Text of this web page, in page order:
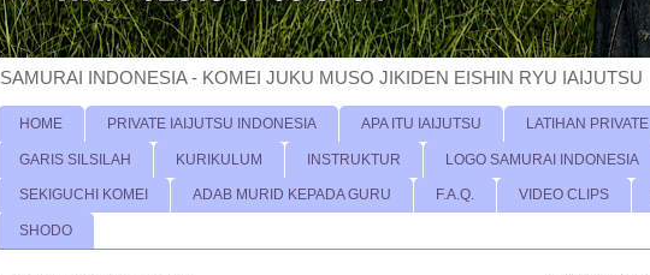
SAMURAI INDONESIA - KOMEI JUKU MUSO JIKIDEN EISHIN RYU IAIJUTSU
HOME PRIVATE IAIJUTSU INDONESIA APA ITU IAIJUTSU LATIHAN PRIVATE
GARIS SILSILAH KURIKULUM INSTRUKTUR LOGO SAMURAI INDONESIA
SEKIGUCHI KOMEI ADAB MURID KEPADA GURU F.A.Q. VIDEO CLIPS
SHODO